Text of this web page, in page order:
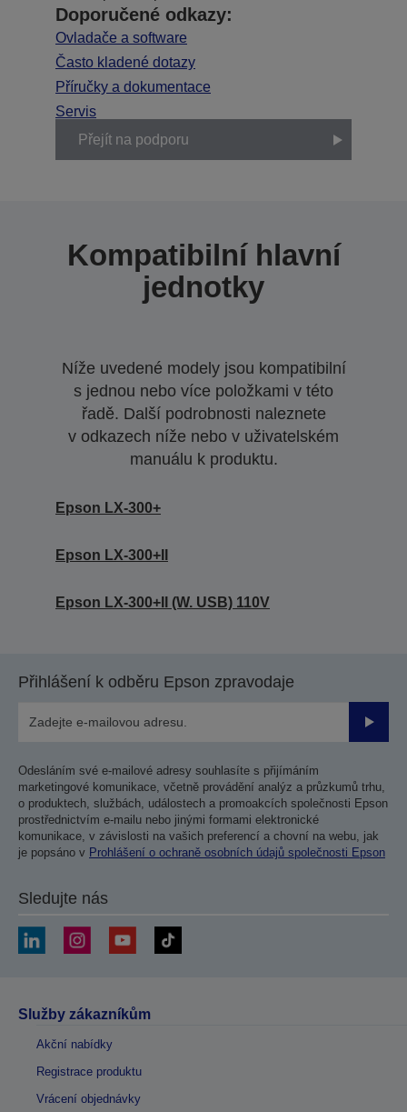
Doporučené odkazy:
Ovladače a software
Často kladené dotazy
Příručky a dokumentace
Servis
Přejít na podporu
Kompatibilní hlavní
jednotky
Níže uvedené modely jsou kompatibilní
s jednou nebo více položkami v této
řadě. Další podrobnosti naleznete
v odkazech níže nebo v uživatelském
manuálu k produktu.
Epson LX-300+
Epson LX-300+II
Epson LX-300+II (W. USB) 110V
Přihlášení k odběru Epson zpravodaje
Odesláním své e-mailové adresy souhlasíte s přijímáním
marketingové komunikace, včetně provádění analýz a průzkumů trhu,
o produktech, službách, událostech a promoakcích společnosti Epson
prostřednictvím e-mailu nebo jinými formami elektronické
komunikace, v závislosti na vašich preferencí a chovní na webu, jak
je popsáno v Prohlášení o ochraně osobních údajů společnosti Epson
Sledujte nás
Služby zákazníkům
Akční nabídky
Registrace produktu
Vrácení objednávky